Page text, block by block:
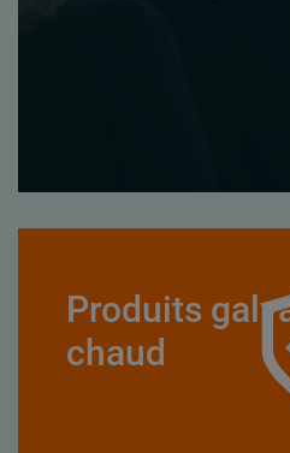
Produits
chaud